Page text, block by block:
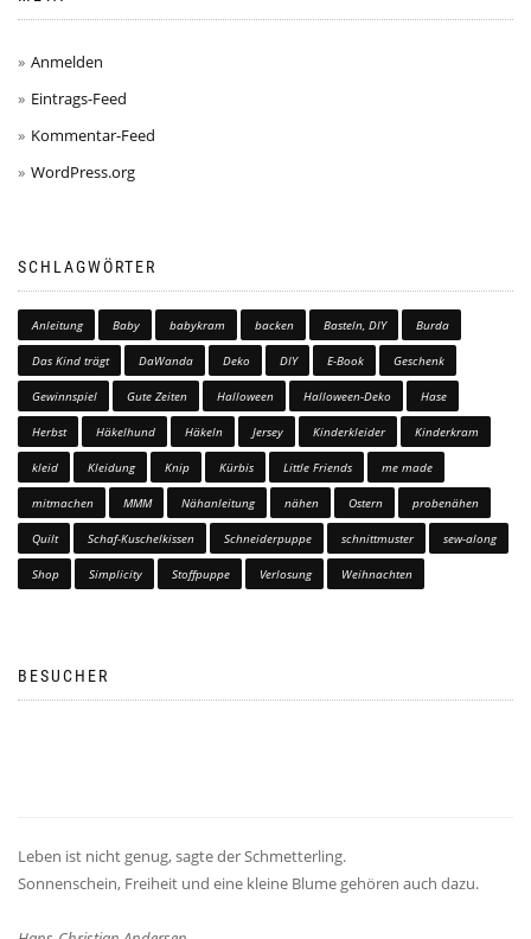
Anmelden
Eintrags-Feed
Kommentar-Feed
WordPress.org
SCHLAGWÖRTER
Anleitung Baby babykram backen Basteln, DIY Burda
Das Kind trägt DaWanda Deko DIY E-Book Geschenk
Gewinnspiel Gute Zeiten Halloween Halloween-Deko Hase
Herbst Häkelhund Häkeln Jersey Kinderkleider Kinderkram
kleid Kleidung Knip Kürbis Little Friends me made
mitmachen MMM Nähanleitung nähen Ostern probenähen
Quilt Schaf-Kuschelkissen Schneiderpuppe schnittmuster sew-along
Shop Simplicity Stoffpuppe Verlosung Weihnachten
BESUCHER
Leben ist nicht genug, sagte der Schmetterling.
Sonnenschein, Freiheit und eine kleine Blume gehören auch dazu.